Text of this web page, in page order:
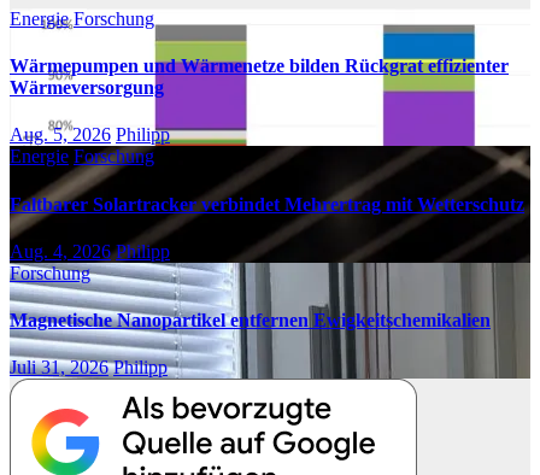
Energie Forschung
Wärmepumpen und Wärmenetze bilden Rückgrat effizienter
Wärmeversorgung
Aug. 5, 2026 Philipp
Energie Forschung
Faltbarer Solartracker verbindet Mehrertrag mit Wetterschutz
Aug. 4, 2026 Philipp
Forschung
Magnetische Nanopartikel entfernen Ewigkeitschemikalien
Juli 31, 2026 Philipp